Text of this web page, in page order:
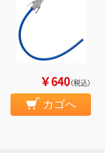
￥640（税込）
カゴへ